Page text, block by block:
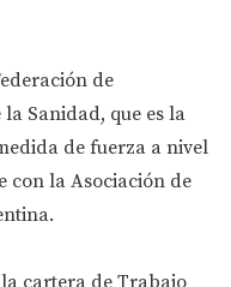
de
Sanidad, que es la
de fuerza a nivel
con la Asociación de